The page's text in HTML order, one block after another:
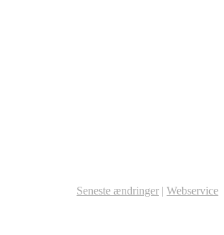
Seneste ændringer | Webservice